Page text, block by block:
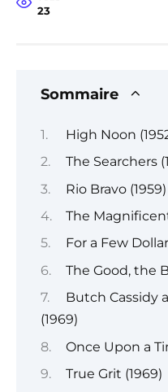
23
Sommaire
High Noon
The Searchers
Rio Bravo (1959)
The
For a Few
The Good, the
Butch Cassidy
(1969)
Once Upon a
True Grit (1969)